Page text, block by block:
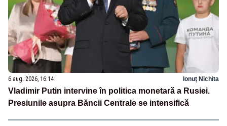
6 aug. 2026, 16:14 Ionuț Nichita
Vladimir Putin intervine în politica monetară a Rusiei.
Presiunile asupra Băncii Centrale se intensifică